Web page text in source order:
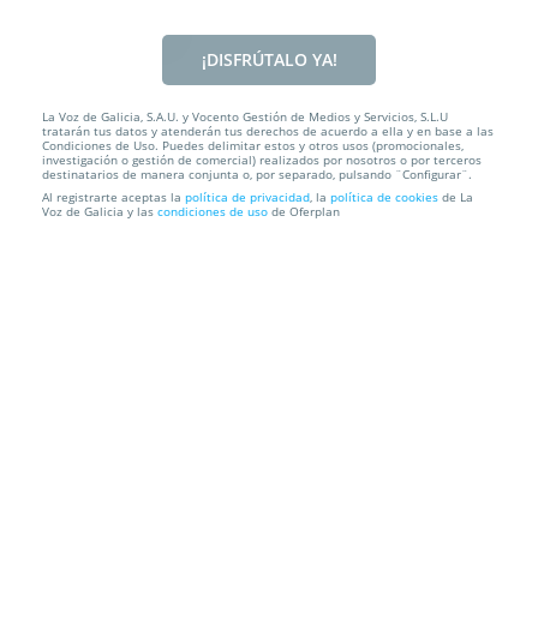
25% 59€ 44€
Lote Gourmet de Conservas 5Ñ de Santoña
Envío a domicilio
¡DISFRÚTALO YA!
La Voz de Galicia, S.A.U. y Vocento Gestión de Medios y Servicios, S.L.U
tratarán tus datos y atenderán tus derechos de acuerdo a ella y en base a las
Condiciones de Uso. Puedes delimitar estos y otros usos (promocionales,
investigación o gestión de comercial) realizados por nosotros o por terceros
destinatarios de manera conjunta o, por separado, pulsando ¨Configurar¨.
Al registrarte aceptas la política de privacidad, la política de cookies de La
Voz de Galicia y las condiciones de uso de Oferplan